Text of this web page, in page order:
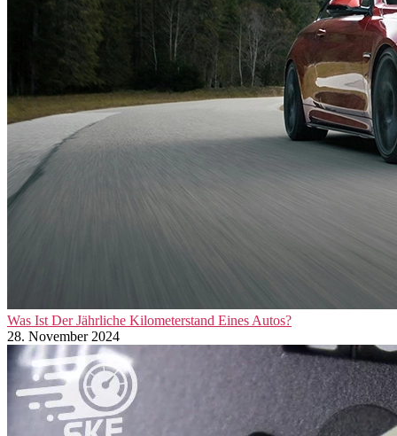
Was Ist Der Jährliche Kilometerstand Eines Autos?
28. November 2024